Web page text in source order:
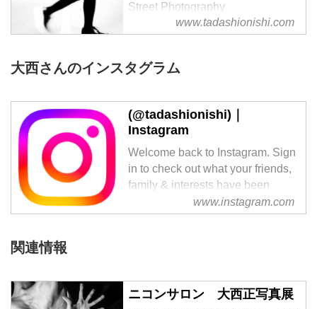
Street Photography
Tadashionishi.com
www.tadashionishi.com
大西さんのインスタグラム
(@tadashionishi)｜
Instagram
Welcome back to Instagram. Sign
in to check out what your friends,
family & interests have been
capturing & sharing around the
world.
www.instagram.com
関連情報
ニコンサロン 大西正写真展